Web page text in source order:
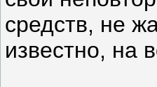
средств, не
известно, на